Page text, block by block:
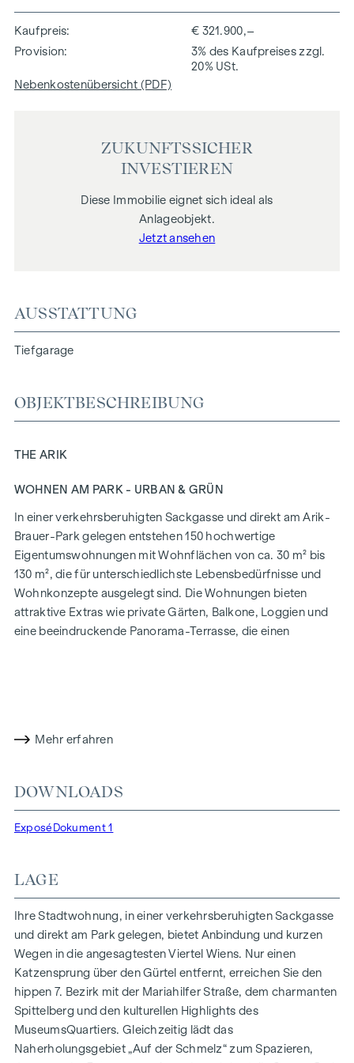
Kaufpreis
€ 321.900,–
Provision
3% des Kaufpreises zzgl.
20% USt.
Nebenkostenübersicht (PDF)
ZUKUNFTSSICHER
INVESTIEREN
Diese Immobilie eignet sich ideal als
Anlageobjekt.
Jetzt ansehen
AUSSTATTUNG
Tiefgarage
OBJEKTBESCHREIBUNG
THE ARIK
WOHNEN AM PARK - URBAN & GRÜN
In einer verkehrsberuhigten Sackgasse und direkt am Arik-
Brauer-Park gelegen entstehen 150 hochwertige
Eigentumswohnungen mit Wohnflächen von ca. 30 m² bis
130 m², die für unterschiedlichste Lebensbedürfnisse und
Wohnkonzepte ausgelegt sind. Die Wohnungen bieten
attraktive Extras wie private Gärten, Balkone, Loggien und
eine beeindruckende Panorama-Terrasse, die einen
garantieren eine nachhaltige und effiziente
Mehr Infos unter:WOHNEN AM PARK, 1160 Wien,
Herbststraße – Winegg
Wohnflächen von ca. 30 bis 130 m²
1- bis 4-Zimmerwohnungen
Gärten, Balkone, Loggien und Terrassen
Großzügige Raumhöhen
Tiefgaragenstellplätze | E-Mobilität
Innenhof Ruhelage
Photovoltaikanlage am Dach
Gemeinschaftsraum
Mehr erfahren
DOWNLOADS
Exposé Dokument 1
LAGE
Ihre Stadtwohnung, in einer verkehrsberuhigten Sackgasse
und direkt am Park gelegen, bietet Anbindung und kurzen
Wegen in die angesagtesten Viertel Wiens. Nur einen
Katzensprung über den Gürtel entfernt, erreichen Sie den
hippen 7. Bezirk mit der Mariahilfer Straße, dem charmanten
Spittelberg und den kulturellen Highlights des
MuseumsQuartiers. Gleichzeitig lädt das
Naherholungsgebiet „Auf der Schmelz“ zum Spazieren,